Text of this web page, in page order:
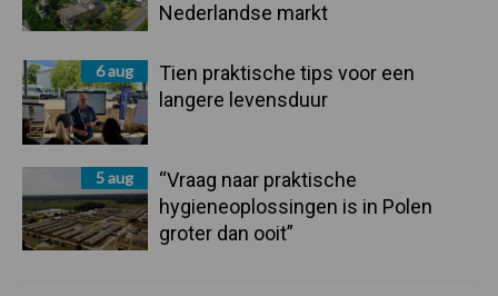
Nederlandse markt
6 aug
Tien praktische tips voor een
langere levensduur
5 aug
“Vraag naar praktische
hygieneoplossingen is in Polen
groter dan ooit”